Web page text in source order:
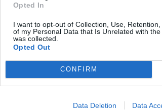
Opted In
I want to opt-out of Collection, Use,
of my Personal Data that Is Unrelated with
was collected.
Opted Out
CONFIRM
Data Deletion Data